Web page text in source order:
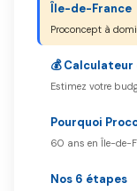
Île-de-France
Proconcept à
💰
Estimez votre
Pourquoi
60 ans en Île-de-
Nos 6 étapes